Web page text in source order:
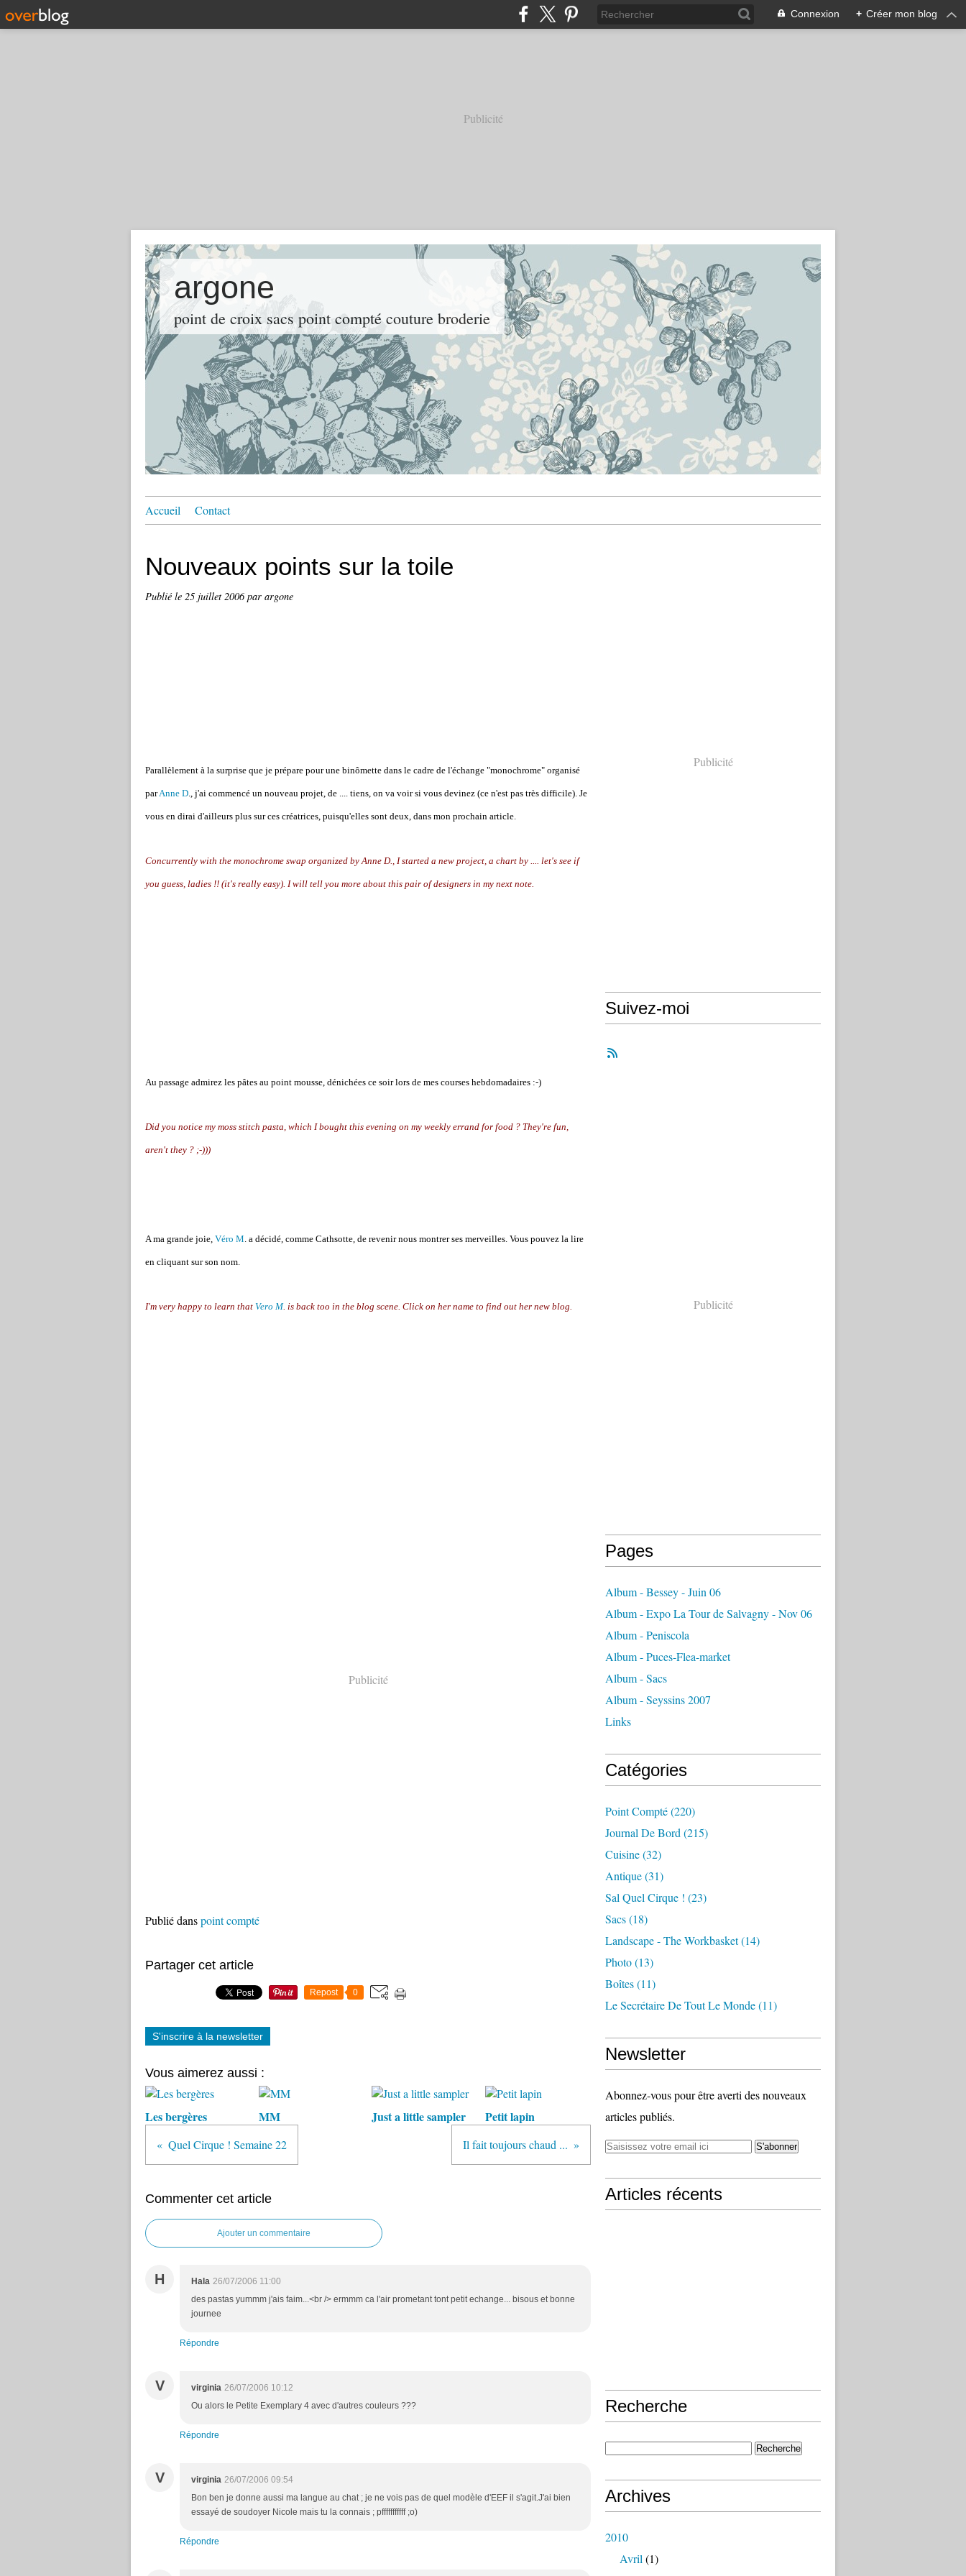
Connexion + Créer mon blog
Publicité
argone
point de croix sacs point compté couture broderie
Accueil Contact
Nouveaux points sur la toile
Publié le 25 juillet 2006par argone
Parallèlement à la surprise que je prépare pour une binômette dans le cadre de l'échange "monochrome" organisé
parAnne D., j'ai commencé un nouveau projet, de .... tiens, on va voir si vous devinez (ce n'est pas très difficile). Je
vous en dirai d'ailleurs plus sur ces créatrices, puisqu'elles sont deux, dans mon prochain article.
Concurrently with the monochrome swap organized by Anne D., I started a new project, a chart by .... let's see if
you guess, ladies !! (it's really easy). I will tell you more about this pair of designers in my next note.
Au passage admirez les pâtes au point mousse, dénichées ce soir lors de mes courses hebdomadaires :-)
Did you notice my moss stitch pasta, which I bought this evening on my weekly errand for food ? They're fun,
aren't they ? ;-)))
A ma grande joie, Véro M. a décidé, comme Cathsotte, de revenir nous montrer ses merveilles. Vous pouvez la lire
en cliquant sur son nom.
I'm very happy to learn that Vero M. is back too in the blog scene. Click on her name to find out her new blog.
Publicité
Publié danspoint compté
Partager cet article
Repost 0
S'inscrire à la newsletter
Vous aimerez aussi :
Les bergères MM Just a little sampler Petit lapin
Quel Cirque ! Semaine 22 Il fait toujours chaud ...
Commenter cet article
Ajouter un commentaire
H Hala 26/07/2006 11:00
des pastas yummm j'ais faim...<br /> ermmm ca l'air prometant tont petit echange... bisous et bonne
journee
Répondre
V virginia 26/07/2006 10:12
Ou alors le Petite Exemplary 4 avec d'autres couleurs ???
Répondre
V virginia 26/07/2006 09:54
Bon ben je donne aussi ma langue au chat ; je ne vois pas de quel modèle d'EEF il s'agit.J'ai bien
essayé de soudoyer Nicole mais tu la connais ; pfffffffffff ;o)
Répondre
Publicité
Suivez-moi
Publicité
Pages
Album - Bessey - Juin 06
Album - Expo La Tour de Salvagny - Nov 06
Album - Peniscola
Album - Puces-Flea-market
Album - Sacs
Album - Seyssins 2007
Links
Catégories
Point Compté(220)
Journal De Bord (215)
Cuisine(32)
Antique(31)
Sal Quel Cirque ! (23)
Sacs(18)
Landscape - The Workbasket(14)
Photo(13)
Boîtes(11)
Le Secrétaire De Tout Le Monde(11)
Newsletter
Abonnez-vous pour être averti des nouveaux
articles publiés.
Articles récents
Recherche
Archives
2010
Avril (1)